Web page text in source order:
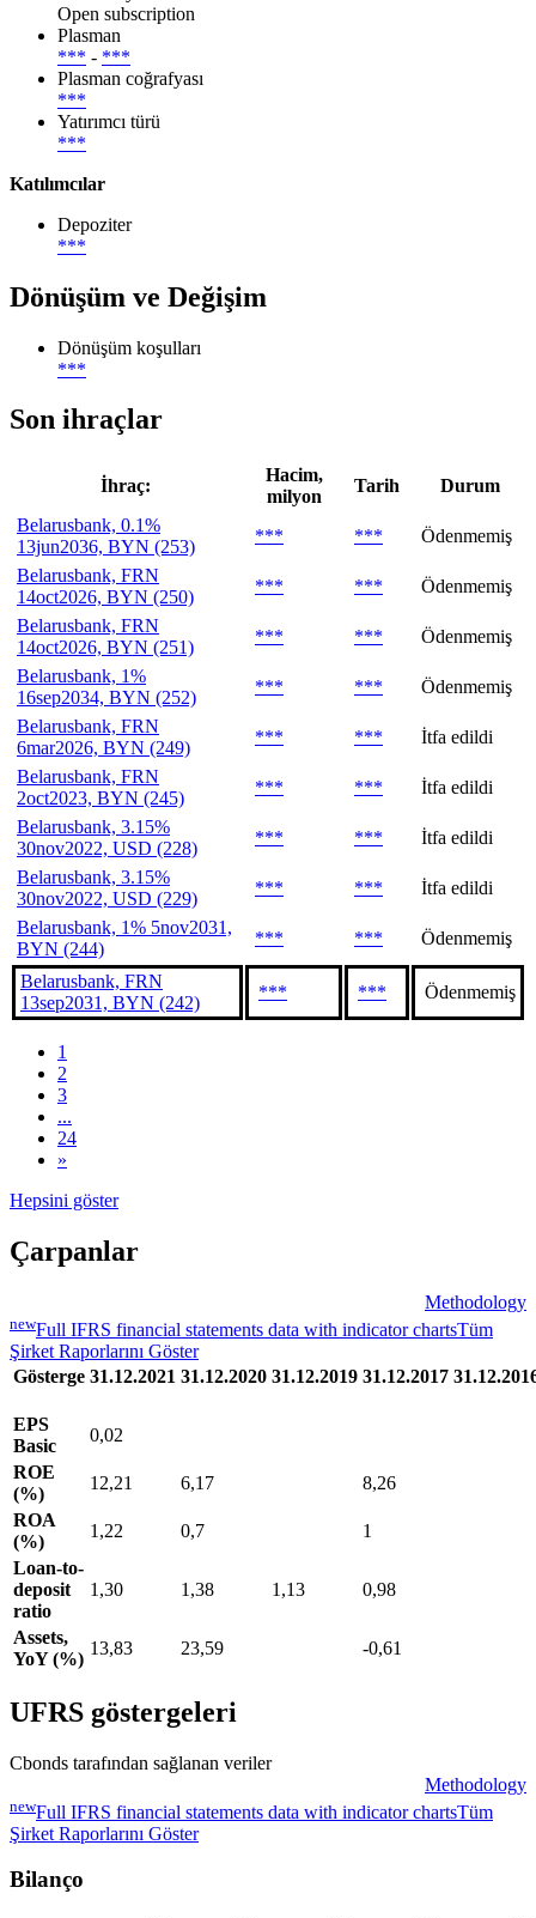
Open subscription
Plasman
*** - ***
Plasman coğrafyası
***
Yatırımcı türü
***
Katılımcılar
Depoziter
***
Dönüşüm ve Değişim
Dönüşüm koşulları
***
Son ihraçlar
İhraç:
Hacim,
milyon
Tarih
Durum
Belarusbank, 0.1%
13jun2036, BYN (253)
*** ***
Ödenmemiş
Belarusbank, FRN
14oct2026, BYN (250)
*** ***
Ödenmemiş
Belarusbank, FRN
14oct2026, BYN (251)
*** ***
Ödenmemiş
Belarusbank, 1%
16sep2034, BYN (252)
*** ***
Ödenmemiş
Belarusbank, FRN
6mar2026, BYN (249)
*** ***
İtfa edildi
Belarusbank, FRN
2oct2023, BYN (245)
*** ***
İtfa edildi
Belarusbank, 3.15%
30nov2022, USD (228)
*** ***
İtfa edildi
Belarusbank, 3.15%
30nov2022, USD (229)
*** ***
İtfa edildi
Belarusbank, 1% 5nov2031,
BYN (244)
*** *** Ödenmemiş
Belarusbank, FRN
13sep2031, BYN (242)
*** *** Ödenmemiş
1
2
3
...
24
»
Hepsini göster
Çarpanlar
Methodology
newFull IFRS financial statements data with indicator chartsTüm
Şirket Raporlarını Göster
Gösterge 31.12.2021 31.12.2020 31.12.2019 31.12.2017
EPS
Basic
0,02
ROE
(%)
12,21 6,17
8,26
ROA
(%)
1,22 0,7
1
Loan-to-
deposit
ratio
1,30 1,38 1,13 0,98
Assets,
YoY (%)
13,83 23,59 -0,61
UFRS göstergeleri
Cbonds tarafından sağlanan veriler
Methodology
newFull IFRS financial statements data with indicator chartsTüm
Şirket Raporlarını Göster
Bilanço